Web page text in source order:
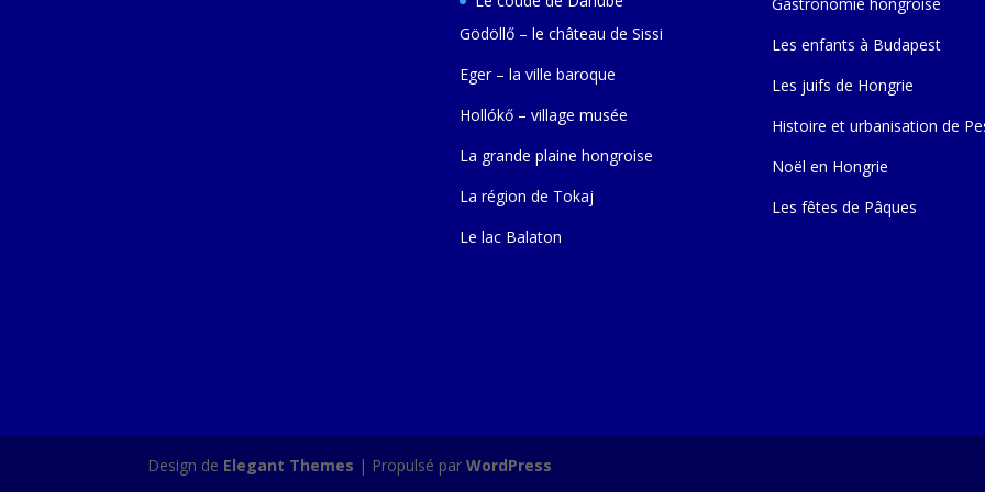
Gödöllő – le château de Sissi
Eger – la ville baroque
Hollókő – village musée
La grande plaine hongroise
La région de Tokaj
Le lac Balaton
Les enfants à Budapest
Les juifs de Hongrie
Histoire et urbanisation de
Noël en Hongrie
Les fêtes de Pâques
Design de Elegant Themes | Propulsé parWordPress